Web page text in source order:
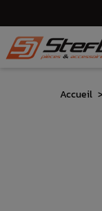
Accueil